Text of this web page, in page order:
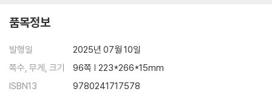
품목정보
발행일
2025년 07월 10일
쪽수, 무게, 크기
96쪽 | 223*266*15mm
ISBN13
9780241717578